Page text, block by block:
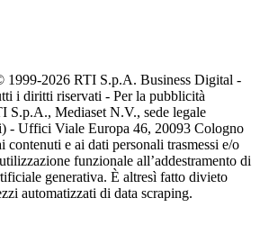
1999-2026 RTI S.p.A. Business Digital -
i diritti riservati - Per la pubblicità
S.p.A., Mediaset N.V., sede legale
- Uffici Viale Europa 46, 20093 Cologno
contenuti e ai dati personali trasmessi e/o
funzionale all’addestramento di
generativa. È altresì fatto divieto
automatizzati di data scraping.